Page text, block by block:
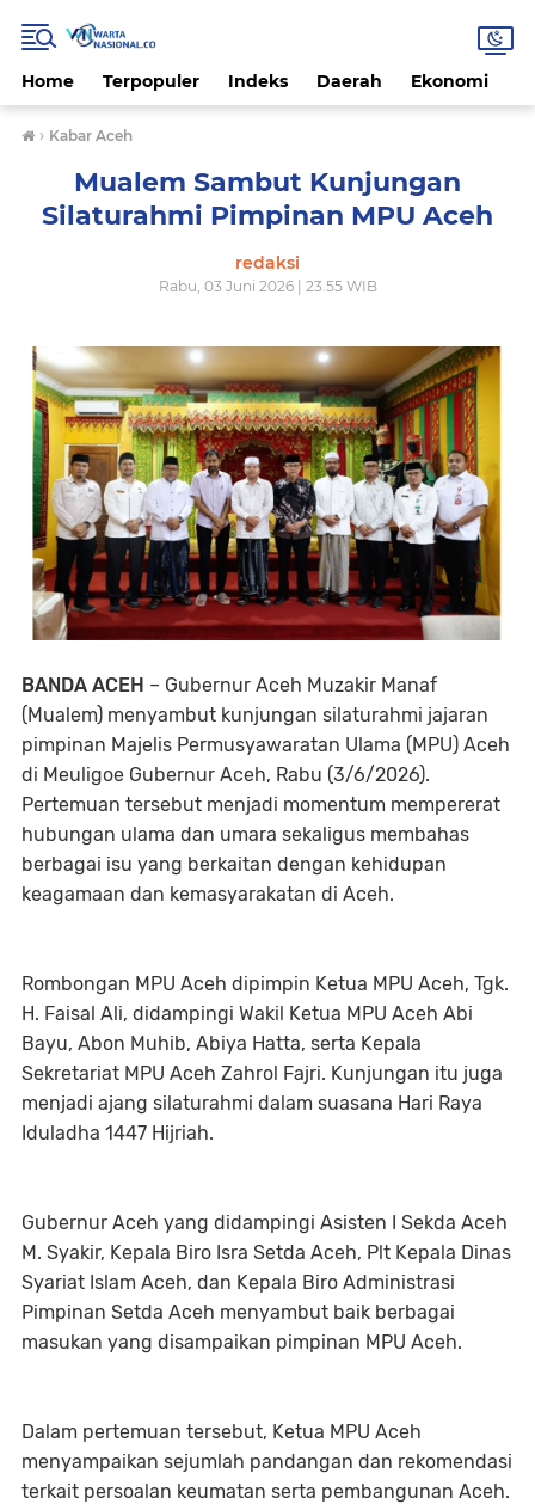
Home Terpopuler Indeks Daerah Ekonomi
› Kabar Aceh
Mualem Sambut Kunjungan
Silaturahmi Pimpinan MPU Aceh
redaksi
Rabu, 03 Juni 2026 | 23.55 WIB
BANDA ACEH – Gubernur Aceh Muzakir Manaf
(Mualem) menyambut kunjungan silaturahmi jajaran
pimpinan Majelis Permusyawaratan Ulama (MPU) Aceh
di Meuligoe Gubernur Aceh, Rabu (3/6/2026).
Pertemuan tersebut menjadi momentum mempererat
hubungan ulama dan umara sekaligus membahas
berbagai isu yang berkaitan dengan kehidupan
keagamaan dan kemasyarakatan di Aceh.
‎Rombongan MPU Aceh dipimpin Ketua MPU Aceh, Tgk.
H. Faisal Ali, didampingi Wakil Ketua MPU Aceh Abi
Bayu, Abon Muhib, Abiya Hatta, serta Kepala
Sekretariat MPU Aceh Zahrol Fajri. Kunjungan itu juga
menjadi ajang silaturahmi dalam suasana Hari Raya
Iduladha 1447 Hijriah.
‎Gubernur Aceh yang didampingi Asisten I Sekda Aceh
M. Syakir, Kepala Biro Isra Setda Aceh, Plt Kepala Dinas
Syariat Islam Aceh, dan Kepala Biro Administrasi
Pimpinan Setda Aceh menyambut baik berbagai
masukan yang disampaikan pimpinan MPU Aceh.
‎Dalam pertemuan tersebut, Ketua MPU Aceh
menyampaikan sejumlah pandangan dan rekomendasi
terkait persoalan keumatan serta pembangunan Aceh.